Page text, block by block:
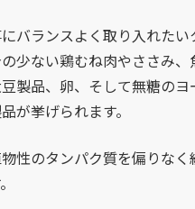
バランスよく取り入れたい
少ない鶏むね肉やささみ
製品、卵、そして無糖のヨ
が挙げられます。
性のタンパク質を偏りな